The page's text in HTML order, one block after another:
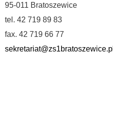
95-011 Bratoszewice
tel. 42 719 89 83
fax. 42 719 66 77
sekretariat@zs1bratoszewice.pl